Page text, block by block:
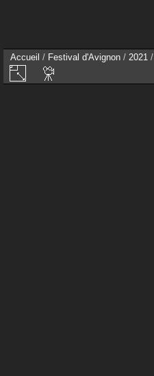
Accueil / Festival d'Avignon / 2021 /